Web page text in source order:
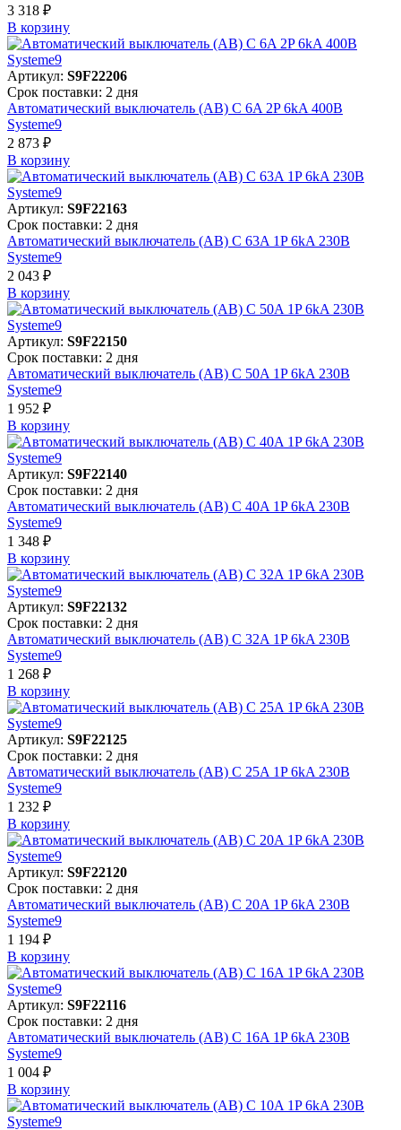
3 318 ₽
В корзинy
Артикул: S9F22206
Срок поставки: 2 дня
Автоматический выключатель (АВ) C 6A 2P 6kA 400В
Systeme9
2 873 ₽
В корзинy
Артикул: S9F22163
Срок поставки: 2 дня
Автоматический выключатель (АВ) C 63A 1P 6kA 230В
Systeme9
2 043 ₽
В корзинy
Артикул: S9F22150
Срок поставки: 2 дня
Автоматический выключатель (АВ) C 50A 1P 6kA 230В
Systeme9
1 952 ₽
В корзинy
Артикул: S9F22140
Срок поставки: 2 дня
Автоматический выключатель (АВ) C 40A 1P 6kA 230В
Systeme9
1 348 ₽
В корзинy
Артикул: S9F22132
Срок поставки: 2 дня
Автоматический выключатель (АВ) C 32A 1P 6kA 230В
Systeme9
1 268 ₽
В корзинy
Артикул: S9F22125
Срок поставки: 2 дня
Автоматический выключатель (АВ) C 25A 1P 6kA 230В
Systeme9
1 232 ₽
В корзинy
Артикул: S9F22120
Срок поставки: 2 дня
Автоматический выключатель (АВ) C 20A 1P 6kA 230В
Systeme9
1 194 ₽
В корзинy
Артикул: S9F22116
Срок поставки: 2 дня
Автоматический выключатель (АВ) C 16A 1P 6kA 230В
Systeme9
1 004 ₽
В корзинy